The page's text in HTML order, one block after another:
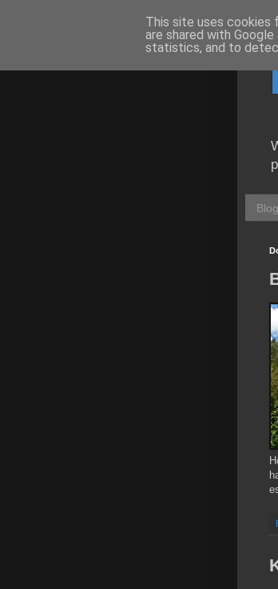
Blog
This site uses cookies
are shared with
statistics, and to